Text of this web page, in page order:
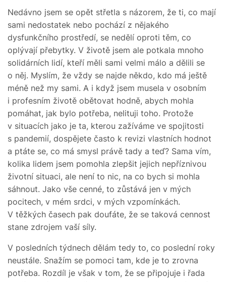
Nedávno jsem se opět střetla s názorem, že ti, co mají
sami nedostatek nebo pochází z nějakého
dysfunkčního prostředí, se nedělí oproti těm, co
oplývají přebytky. V životě jsem ale potkala mnoho
solidárních lidí, kteří měli sami velmi málo a dělili se
o něj. Myslím, že vždy se najde někdo, kdo má ještě
méně než my sami. A i když jsem musela v osobním
i profesním životě obětovat hodně, abych mohla
pomáhat, jak bylo potřeba, nelituji toho. Protože
v situacích jako je ta, kterou zažíváme ve spojitosti
s pandemií, dospějete často k revizi vlastních hodnot
a ptáte se, co má smysl právě tady a teď? Sama vím,
kolika lidem jsem pomohla zlepšit jejich nepříznivou
životní situaci, ale není to nic, na co bych si mohla
sáhnout. Jako vše cenné, to zůstává jen v mých
pocitech, v mém srdci, v mých vzpomínkách.
V těžkých časech pak doufáte, že se taková cennost
stane zdrojem vaší síly.
V posledních týdnech dělám tedy to, co poslední roky
neustále. Snažím se pomoci tam, kde je to zrovna
potřeba. Rozdíl je však v tom, že se připojuje i řada